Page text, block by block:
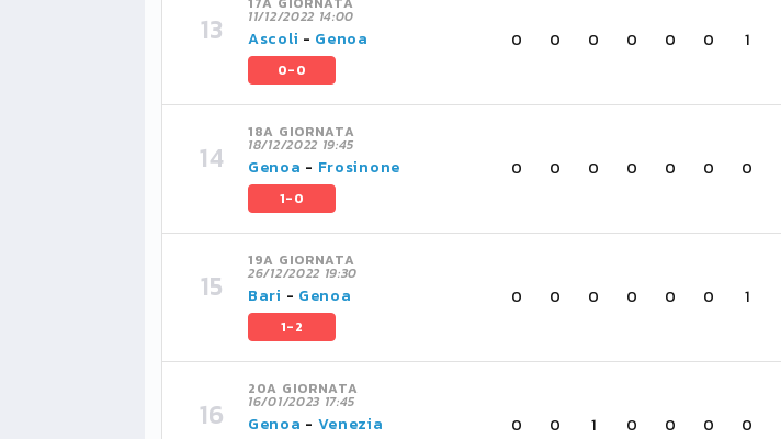
11/12/2022 14:00
Ascoli - Genoa
0-0
0 0 0 0 0 0 1
18A GIORNATA
18/12/2022 19:45
Genoa - Frosinone
1-0
0 0 0 0 0 0 0
19A GIORNATA
26/12/2022 19:30
Bari - Genoa
1-2
0 0 0 0 0 0 1
20A GIORNATA
16/01/2023 17:45
Genoa - Venezia 0 0 1 0 0 0 0